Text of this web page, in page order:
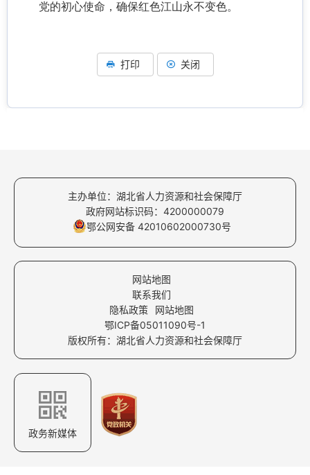
党的初心使命，确保红色江山永不变色。
打印 关闭
主办单位：湖北省人力资源和社会保障厅
政府网站标识码：4200000079
鄂公网安备 42010602000730号
网站地图
联系我们
隐私政策
网站地图
鄂ICP备05011090号-1
版权所有：湖北省人力资源和社会保障厅
政务新媒体